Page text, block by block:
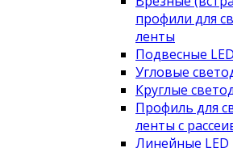
профили для
ленты
Подвесные
Угловые
Круглые
Профиль для
ленты с
Линейные